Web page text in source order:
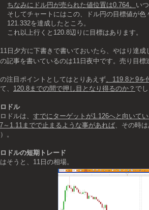
ちなみにドル円が売られた値位置は0.764。 い
そしてチャートにはこの、ドル円の目標値が色
121.332を達成したところ。
これ以上行くと120.8辺りに目標はあります。
日夕方に下書きで書いておいたら、やはり達成
記事を書いているのは11日夜中です。売り目標
注目ポイントとしてはとりあえず 、119.8と9を
、 120.8までの間で押し目となり得るのか？ でし
ドル
ドルは、 すでにターゲットが1.126へと向いて
～1.11までで止まるような事があれば 、その時
。
ドルの短期トレード
そうと、11日の相場。